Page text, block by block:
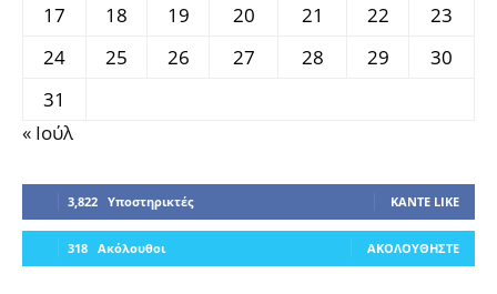
17
18 19 20 21 22
23
24
25 26 27 28 29
30
31
« Ιούλ
3,822 Υποστηρικτές ΚΆΝΤΕ LIKE
318 Ακόλουθοι ΑΚΟΛΟΥΘΉΣΤΕ